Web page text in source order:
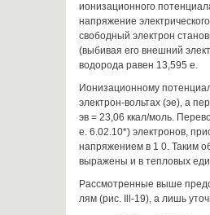
ионизационного
напряжение
свободный электрон
(выбивая его внеш­ний
водорода равен 13,595 е.
Ионизационному
электрон-вольтах (эе), а
эв = 23,06 ккал/моль.
е. 6.02.10*) электронов,
напряжением в 1 0. Таким
выражены и в тепловых
Рассмотренные выше
лям (рис. Ill-19), а лишь